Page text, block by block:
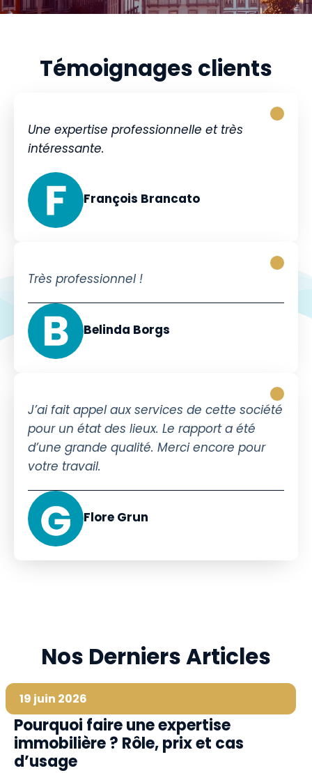
Témoignages clients
Une expertise professionnelle et très
intéressante.
François Brancato
Très professionnel !
Belinda Borgs
J’ai fait appel aux services de cette société
pour un état des lieux. Le rapport a été
d’une grande qualité. Merci encore pour
votre travail.
Flore Grun
Nos Derniers Articles
19 juin 2026
Pourquoi faire une expertise
immobilière ? Rôle, prix et cas
d’usage